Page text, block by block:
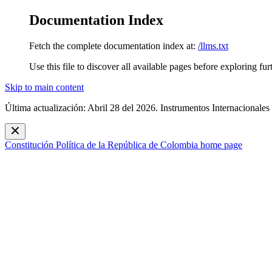
Documentation Index
Fetch the complete documentation index at: /llms.txt
Use this file to discover all available pages before exploring
Skip to main content
Última actualización: Abril 28 del 2026. Instrumentos Internacionales
Constitución Política de la República de Colombia home page